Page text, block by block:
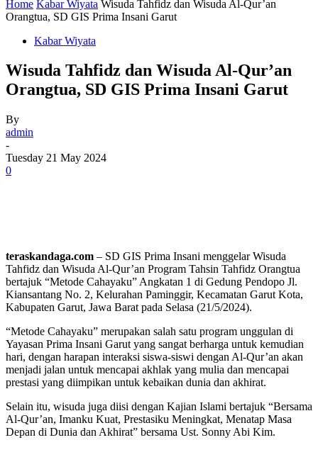
Home Kabar Wiyata Wisuda Tahfidz dan Wisuda Al-Qur’an
Orangtua, SD GIS Prima Insani Garut
Kabar Wiyata
Wisuda Tahfidz dan Wisuda Al-Qur’an
Orangtua, SD GIS Prima Insani Garut
By
admin
-
Tuesday 21 May 2024
0
teraskandaga.com – SD GIS Prima Insani menggelar Wisuda
Tahfidz dan Wisuda Al-Qur’an Program Tahsin Tahfidz Orangtua
bertajuk “Metode Cahayaku” Angkatan 1 di Gedung Pendopo Jl.
Kiansantang No. 2, Kelurahan Paminggir, Kecamatan Garut Kota,
Kabupaten Garut, Jawa Barat pada Selasa (21/5/2024).
“Metode Cahayaku” merupakan salah satu program unggulan di
Yayasan Prima Insani Garut yang sangat berharga untuk kemudian
hari, dengan harapan interaksi siswa-siswi dengan Al-Qur’an akan
menjadi jalan untuk mencapai akhlak yang mulia dan mencapai
prestasi yang diimpikan untuk kebaikan dunia dan akhirat.
Selain itu, wisuda juga diisi dengan Kajian Islami bertajuk “Bersama
Al-Qur’an, Imanku Kuat, Prestasiku Meningkat, Menatap Masa
Depan di Dunia dan Akhirat” bersama Ust. Sonny Abi Kim.